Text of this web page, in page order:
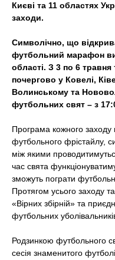
Києві та 11 областях
заходи.
Символічно, що
футбольний марафон
області. З 3 по 6 травня
почергово у Ковелі,
Волинському та
футбольних свят – з
Програма кожного заходу
футбольного фрістайлу,
між якими
час свята
зможуть пограти
Протягом усього заходу
«Вірних збірній» та
футбольних
Родзинкою футбольного
сесія знаменитого